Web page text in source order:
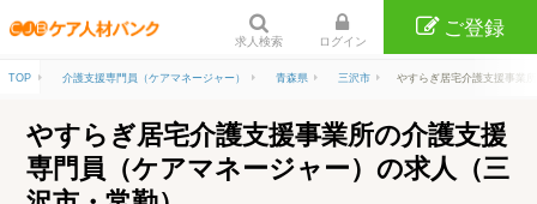
求人検索 ログイン
ご登録
TOP 介護支援専門員（ケアマネージャー） 青森県 三沢市 やすらぎ居宅介護支援事業
やすらぎ居宅介護支援事業所の介護支援
専門員（ケアマネージャー）の求人（三